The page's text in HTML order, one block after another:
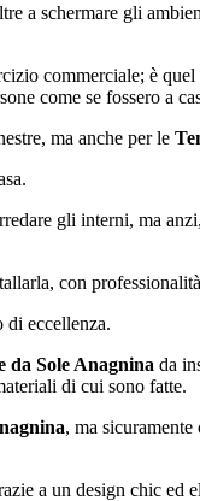
a schermare gli
commerciale; è
come se fossero a
ma anche per le
gli interni, ma
con
di eccellenza.
da Sole Anagnina da
di cui sono fatte.
, ma
a un design chic ed